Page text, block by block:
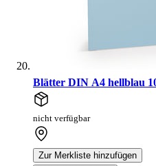
Blätter DIN A4 hellblau
nicht verfügbar
Zur Merkliste hinzufügen